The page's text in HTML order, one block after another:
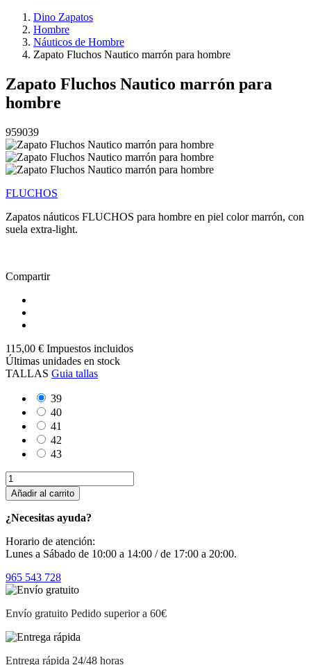
Dino Zapatos
Hombre
Náuticos de Hombre
Zapato Fluchos Nautico marrón para hombre
Zapato Fluchos Nautico marrón para
hombre
959039
FLUCHOS
Zapatos náuticos FLUCHOS para hombre en piel color marrón, con
suela extra-light.
Compartir
115,00 € Impuestos incluidos
Últimas unidades en stock
TALLAS Guia tallas
39
40
41
42
43
Añadir al carrito
¿Necesitas ayuda?
Horario de atención:
Lunes a Sábado de 10:00 a 14:00 / de 17:00 a 20:00.
965 543 728
Envío gratuito Pedido superior a 60€
Entrega rápida 24/48 horas